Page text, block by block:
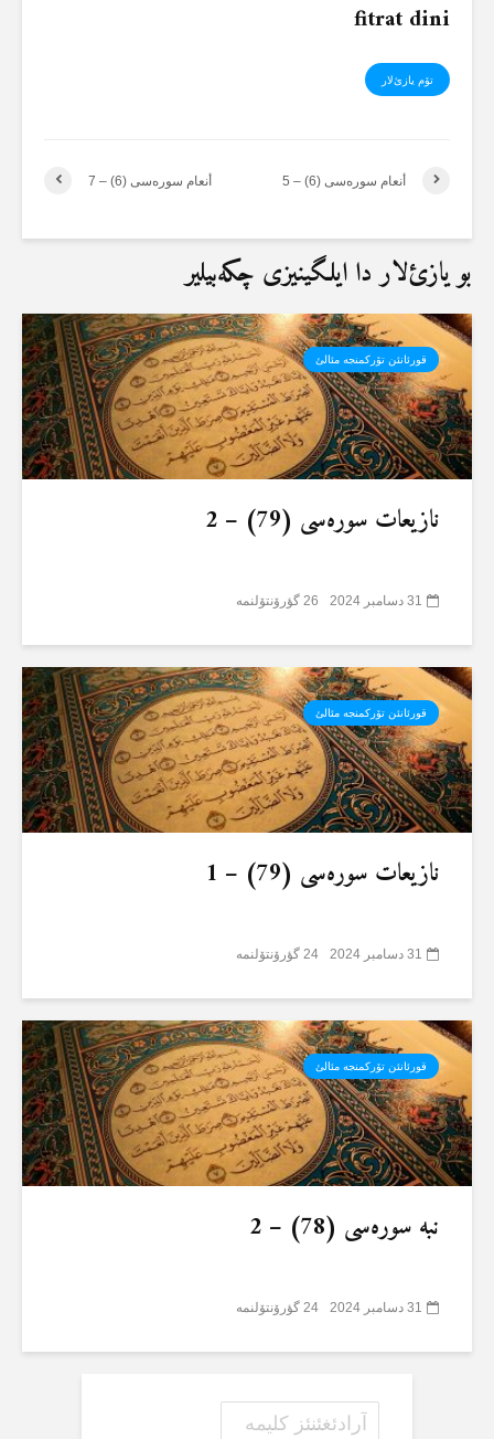
fitrat dini
تۆم یازئ‌لار
أنعام سورەسی (6) – 7 أنعام سورەسی (6) – 5
بو یازئ‌لار دا ایلگینیزی چکەبیلیر
قورئانئن تۆرکمنجە مئالئ
نازیعات سورەسی (79) – 2
31 دسامبر 2024 26 گؤرۆنتۆلنمە
قورئانئن تۆرکمنجە مئالئ
نازیعات سورەسی (79) – 1
31 دسامبر 2024 24 گؤرۆنتۆلنمە
قورئانئن تۆرکمنجە مئالئ
نبە سورەسی (78) – 2
31 دسامبر 2024 24 گؤرۆنتۆلنمە